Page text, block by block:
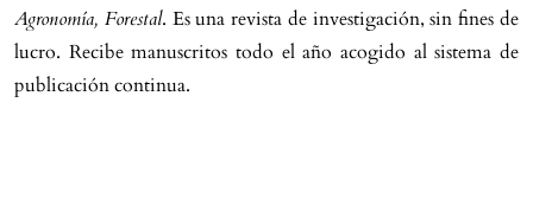
Agronomía, Forestal. Es una revista de investigación, sin fines de
lucro. Recibe manuscritos todo el año acogido al sistema de
publicación continua.